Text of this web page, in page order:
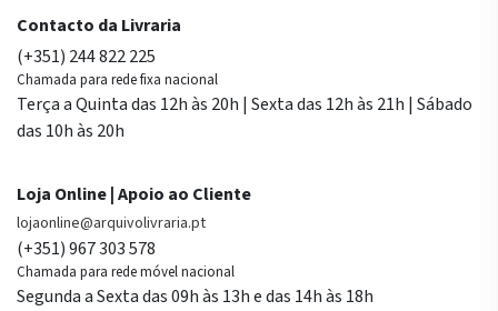
Contacto da Livraria
(+351) 244 822 225
Chamada para rede fixa nacional
Terça a Quinta das 12h às 20h | Sexta das 12h às 21h | Sábado
das 10h às 20h
Loja Online | Apoio ao Cliente
lojaonline@arquivolivraria.pt
(+351) 967 303 578
Chamada para rede móvel nacional
Segunda a Sexta das 09h às 13h e das 14h às 18h